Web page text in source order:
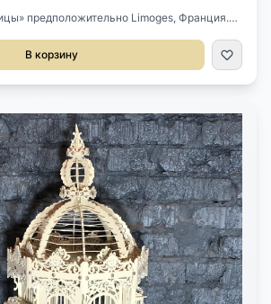
предположительно Limoges, Франция.
для крепления на стену. Диаметр 28
В корзину